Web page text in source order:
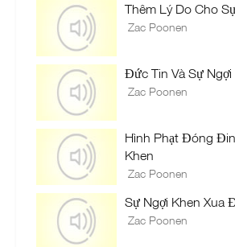
Thêm Lý Do Cho
Zac Poonen
Đức Tin Và Sự Ngợi
Zac Poonen
Hình Phạt Đóng
Khen
Zac Poonen
Sự Ngợi Khen Xua
Zac Poonen